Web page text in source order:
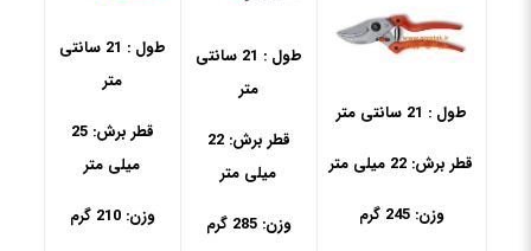
طول : 21 سانتی متر
قطر برش: 22 میلی متر
وزن: 245 گرم
طول : 21 سانتی
متر
قطر برش: 22
میلی متر
وزن: 285 گرم
طول : 21 سانتی
متر
قطر برش: 25
میلی متر
وزن: 210 گرم